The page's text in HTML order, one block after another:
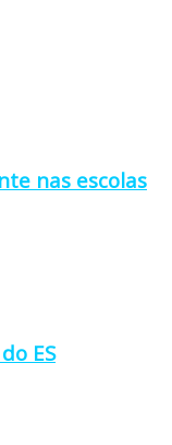
nas escolas
ES